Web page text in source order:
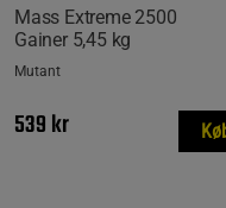
Mass Extreme 2500
Gainer 5,45 kg
Mutant
539 kr